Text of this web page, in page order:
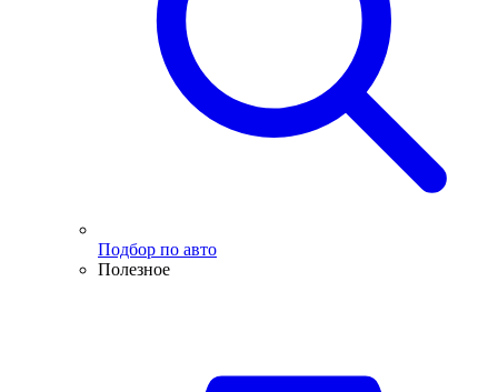
Подбор по авто
Полезное